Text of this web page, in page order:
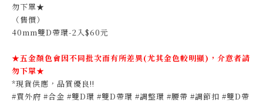
勿下單★
（售價）
40mm雙D帶環-2入$60元
★五金顏色會因不同批次而有所差異(尤其金色較明顯)，介意者請
勿下單★
*現貨供應，品質優良!!
#買外府 #合金 #雙D環 #雙D帶環 #調整環 #腰帶 #調節扣 #雙D帶